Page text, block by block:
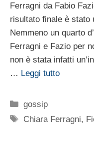
Ferragni da Fabio
risultato finale è stato
Nemmeno un quarto
Ferragni e Fazio per
non è stata infatti
… Leggi tutto
Categorie
gossip
Tag
Chiara Ferragni,